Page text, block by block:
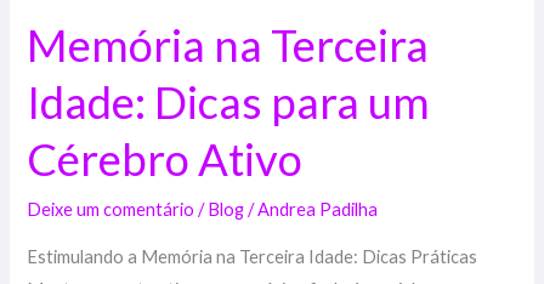
Memória na Terceira
Idade: Dicas para um
Cérebro Ativo
Deixe um comentário / Blog/Andrea Padilha
Estimulando a Memória na Terceira Idade: Dicas Práticas